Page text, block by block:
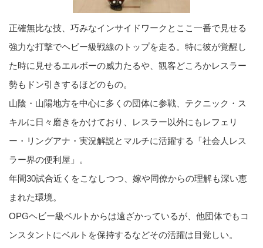
正確無比な技、巧みなインサイドワークとここ一番で見せる
強力な打撃でヘビー級戦線のトップを走る。特に彼が覚醒し
た時に見せるエルボーの威力たるや、観客どころかレスラー
勢もドン引きするほどのもの。
山陰・山陽地方を中心に多くの団体に参戦、テクニック・ス
キルに日々磨きをかけており、レスラー以外にもレフェリ
ー・リングアナ・実況解説とマルチに活躍する「社会人レス
ラー界の便利屋」。
年間30試合近くをこなしつつ、嫁や同僚からの理解も深い恵
まれた環境。
OPGヘビー級ベルトからは遠ざかっているが、他団体でもコ
ンスタントにベルトを保持するなどその活躍は目覚しい。